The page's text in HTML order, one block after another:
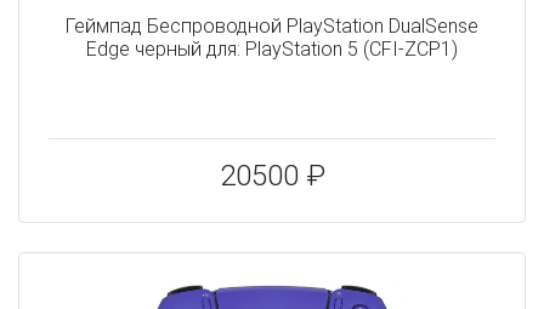
Геймпад Беспроводной PlayStation DualSense
Edge черный для: PlayStation 5 (CFI-ZCP1)
20500 ₽